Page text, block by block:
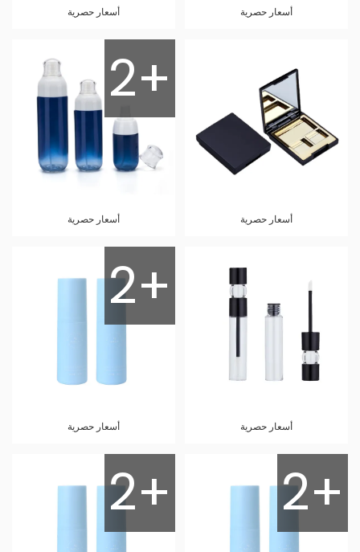
أسعار حصرية أسعار حصرية
أسعار حصرية
2+
أسعار حصرية
أسعار حصرية
2+
أسعار حصرية
2+
2+